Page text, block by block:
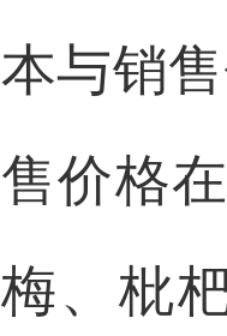
本与销
售价格
梅、枇